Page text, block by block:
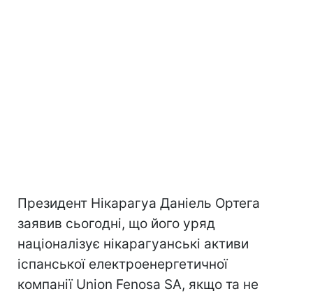
Президент Нікарагуа Даніель Ортега
заявив сьогодні, що його уряд
націоналізує нікарагуанські активи
іспанської електроенергетичної
компанії Union Fenosa SA, якщо та не